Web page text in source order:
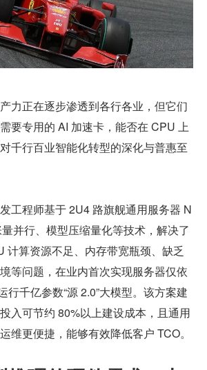
力正在逐步渗透到各行各业，但它们
要专用的 AI 加速卡，能否在 CPU 上
千行百业智能化转型的深化与普惠至
工程师基于 2U4 路旗舰通用服务器 N
并行、模型压缩量化等技术，解决了
计算资源不足、内存带宽瓶颈、缺乏
等问题，在业内首次实现服务器仅依
行千亿参数“源 2.0”大模型。该方案建
入可节约 80%以上建设成本，且通用
维更便捷，能够有效降低客户 TCO。